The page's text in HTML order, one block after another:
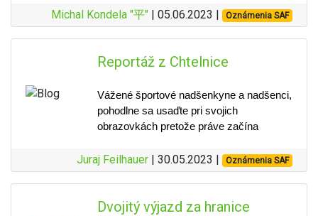
zaznamenaldouble bogey.
Na osemnástke však pridal birdie
znamenalotrojhodový náskoka
zároveňpiaty titul majstra
Slovenska, čím sa stal hráčom
titulov v histórii kategórie MPO.
dynamiku a hráči predviedli výborné
výkony.
Výsledky a víťazi
MPO (Mixed Pro Open):
V hlavnej kategórii sa odohral
až do poslednej jamky. Víťazom sa stal
Michal Kúdela, ktorý s celkovým skóre
Na turnaji súťažilo 70 hráčov a okrem
slovenských reprezentantov sme
hostili hráčov z Českej Republiky,
Poľska, Maďarska, Rakúska a Fínska.
Prvá časť ihriska sa nachádza v okolí
rovinatom teréne s technickými
jamkami s množstvom OB zón,
vyvýšenými košmi a obľúbenou
15 minút). Hráči si mohli zmerať sily až v
piatich výkonnostných kategóriách: MPO,
zamrzí, že na juniorskú kategóriu MJ18
odvážlivcov, aj keď treba jedným dychom
dodať, že tých pár, ktorí sa rozhodli
štartovať v MPO sa rozhodne medzi
Aj keď by si turnaj určite zaslúžil vačšie
cestu - napríklad Lars (zakladateľ
organizovať. Prípadne by chceli a
netrúfnu si na to sami. Komisia má
dostatok kapacít na pomoc pri
organizácii, či materiálnu, alebo
V Posledných 2 rokoch nastala veľmi
nešťastná situácia kde sa počet
podieľať sa na organizácii zúžil na
zopár mien. Neprospieva to ani
turnajov na Slovensku. Ak chceme
svadbu práve v termíne vášho
obľubeného turnaja.
naodkaz, alebo vľavo dole na "Pridať
V udalosti je často vyplnený aj link
priamo na stránku turnaja.
Michal Kondela "平" | 05.06.2023 | Oznámenia SAF
Reportáž z Chtelnice
Vážené športové nadšenkyne a nadšenci,
pohodlne sa usaďte pri svojich
obrazovkách pretože práve začína
turnaja priamo z Chtelnice.
Obec Chtelnica je lokalizovaná v
malebnom predhorí Malých Karpát a jej
Juraj Feilhauer | 30.05.2023 | Oznámenia SAF
Dvojitý výjazd za hranice